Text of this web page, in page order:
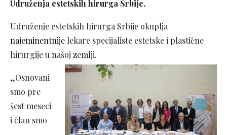
Udruženja estetskih hirurga Srbije.
Udruženje estetskih hirurga Srbije okuplja
najeminentnije lekare specijaliste estetske i plastične
hirurgije u našoj zemlji.
„Osnovani
smo pre
šest meseci
i član smo